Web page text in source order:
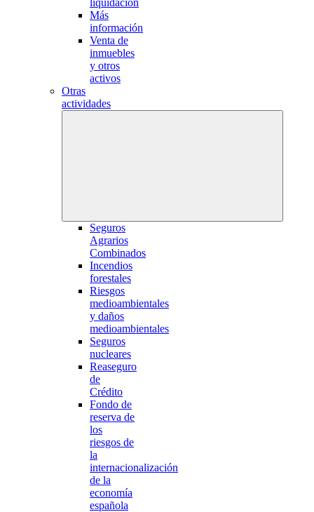
Más
información
Venta de
inmuebles
y otros
activos
Otras
actividades
Seguros
Agrarios
Combinados
Incendios
forestales
Riesgos
medioambientales
y daños
medioambientales
Seguros
nucleares
Reaseguro
de
Crédito
Fondo de
reserva de
los
riesgos de
la
internacionalización
de la
economía
española